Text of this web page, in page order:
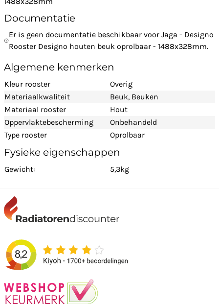
Documentatie
Er is geen documentatie beschikbaar voor Jaga - Designo
Rooster Designo houten beuk oprolbaar - 1488x328mm.
Algemene kenmerken
Kleur rooster
Overig
Materiaalkwaliteit
Beuk, Beuken
Materiaal rooster
Hout
Oppervlaktebescherming
Onbehandeld
Type rooster
Oprolbaar
Fysieke eigenschappen
Gewicht: 5,3kg